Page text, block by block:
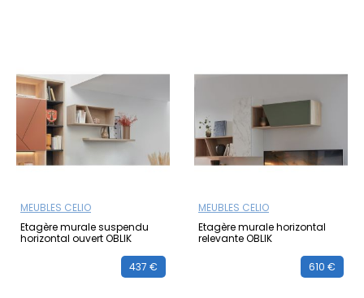
MEUBLES CELIO
Etagère murale suspendu
horizontal ouvert OBLIK
437 €
MEUBLES CELIO
Etagère murale horizontal
relevante OBLIK
610 €